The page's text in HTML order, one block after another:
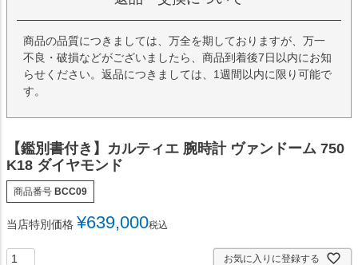
商品の品質につきましては、万全を期しておりますが、万一
不良・破損などがございましたら、商品到着後7日以内にお知
らせください。返品につきましては、1週間以内に限り可能で
す。
【鑑別書付き】カルティエ 腕時計 ヴァンドーム 750
K18 ダイヤモンド
商品番号 BCC09
当店特別価格 ¥639,000税込
お気に入りに登録する